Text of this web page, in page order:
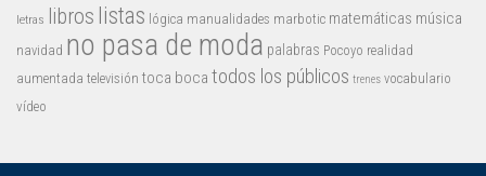
letras libros listas lógica manualidades marbotic matemáticas música
navidad no pasa de moda palabras Pocoyo realidad
aumentada televisión toca boca todos los públicos trenes vocabulario
vídeo